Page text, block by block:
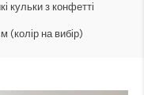
кульки з конфетті
(колір на вибір)